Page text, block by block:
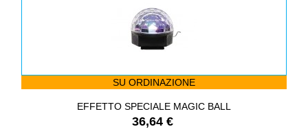
SU ORDINAZIONE
EFFETTO SPECIALE MAGIC BALL
36,64 €